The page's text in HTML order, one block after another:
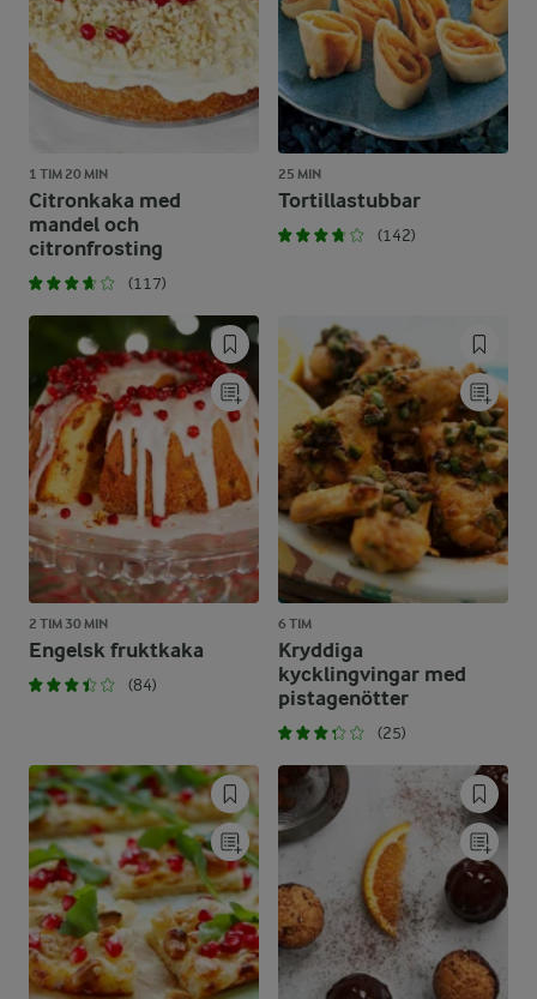
1 TIM 20 MIN
Citronkaka med
mandel och
citronfrosting
(117)
25 MIN
Tortillastubbar
(142)
2 TIM 30 MIN
Engelsk fruktkaka
(84)
6 TIM
Kryddiga
kycklingvingar med
pistagenötter
(25)